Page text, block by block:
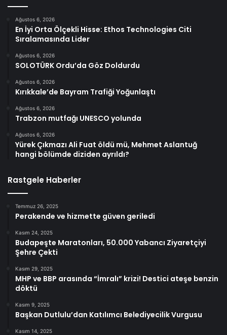
Ağustos 6, 2026
En İyi Orta Ölçekli Hisse: Ethos Technologies Citi
Sıralamasında Lider
Ağustos 6, 2026
SOLOTÜRK Ordu’da Göz Doldurdu
Ağustos 6, 2026
Kırıkkale’de Bayram Trafiği Yoğunlaştı
Ağustos 6, 2026
Trabzon mutfağı UNESCO yolunda
Ağustos 6, 2026
Yürek Çıkmazı Ali Fuat öldü mü, Mehmet Aslantuğ
hangi bölümde diziden ayrıldı?
Rastgele Haberler
Temmuz 26, 2025
Perakende ve hizmette güven geriledi
Kasım 24, 2025
Budapeşte Maratonları, 50.000 Yabancı Ziyaretçiyi
Şehre Çekti
Kasım 29, 2025
MHP ve BBP arasında “İmralı” krizi! Destici ateşe benzin
döktü
Kasım 9, 2025
Başkan Dutlulu’dan Katılımcı Belediyecilik Vurgusu
Kasım 14, 2025